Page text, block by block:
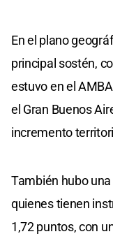
En el plano
principal sostén,
estuvo en el
el Gran Buenos
incremento
También hubo
quienes tienen
1,72 puntos, con